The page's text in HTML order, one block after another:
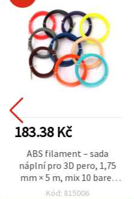
183.38 Kč
ABS filament – sada
náplní pro 3D pero, 1,75
mm × 5 m, mix 10 barev
(200–230 °C)
Kód: 815006